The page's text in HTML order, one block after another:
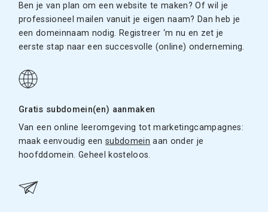
Ben je van plan om een website te maken? Of wil je
professioneel mailen vanuit je eigen naam? Dan heb je
een domeinnaam nodig. Registreer ‘m nu en zet je
eerste stap naar een succesvolle (online) onderneming.
Gratis subdomein(en) aanmaken
Van een online leeromgeving tot marketingcampagnes:
maak eenvoudig eensubdomein aan onder je
hoofddomein. Geheel kosteloos.